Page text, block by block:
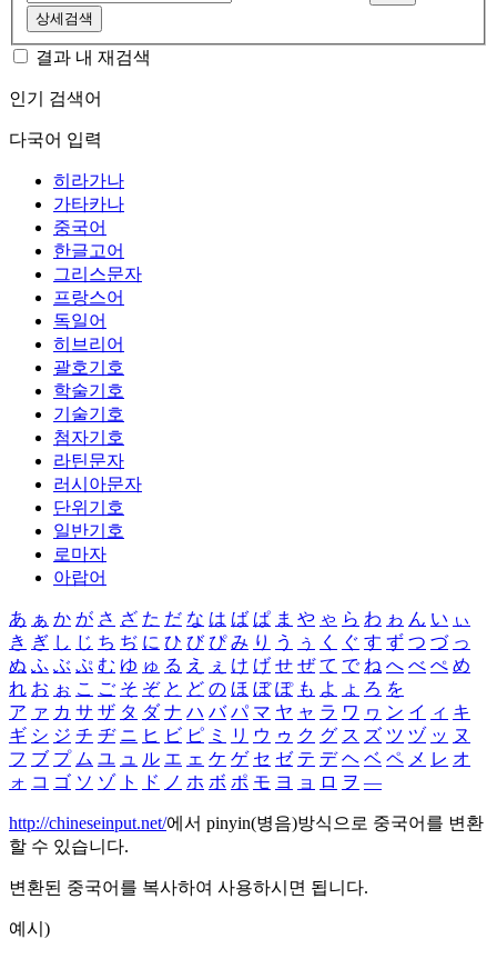
상세검색
결과 내 재검색
인기 검색어
다국어 입력
히라가나
가타카나
중국어
한글고어
그리스문자
프랑스어
독일어
히브리어
괄호기호
학술기호
기술기호
첨자기호
라틴문자
러시아문자
단위기호
일반기호
로마자
아랍어
あ ぁ か が さ ざ た だ な は ば ぱ ま や ゃ ら わ ゎ ん い ぃ
き ぎ し じ ち ぢ に ひ び ぴ み り う ぅ く ぐ す ず つ づ っ
ぬ ふ ぶ ぷ む ゆ ゅ る え ぇ け げ せ ぜ て で ね へ べ ぺ め
れ お ぉ こ ご そ ぞ と ど の ほ ぼ ぽ も よ ょ ろ を
ア ァ カ サ ザ タ ダ ナ ハ バ パ マ ヤ ャ ラ ワ ヮ ン イ ィ キ
ギ シ ジ チ ヂ ニ ヒ ビ ピ ミ リ ウ ゥ ク グ ス ズ ツ ヅ ッ ヌ
フ ブ プ ム ユ ュ ル エ ェ ケ ゲ セ ゼ テ デ ヘ ベ ペ メ レ オ
ォ コ ゴ ソ ゾ ト ド ノ ホ ボ ポ モ ヨ ョ ロ ヲ ―
http://chineseinput.net/에서 pinyin(병음)방식으로 중국어를 변환
할 수 있습니다.
변환된 중국어를 복사하여 사용하시면 됩니다.
예시)